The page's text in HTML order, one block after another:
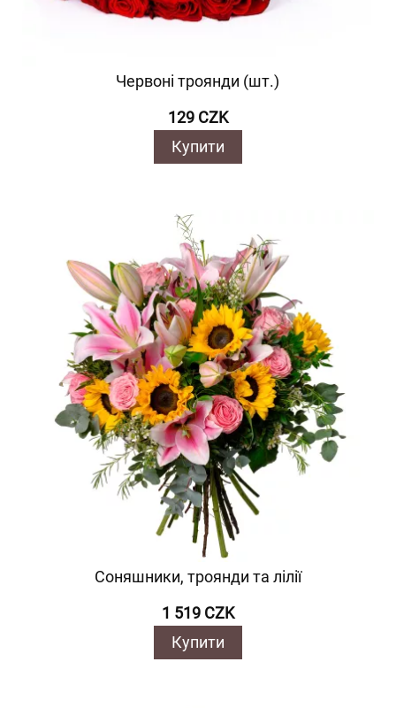
Червоні троянди (шт.)
129 CZK
Купити
Соняшники, троянди та лілії
1 519 CZK
Купити